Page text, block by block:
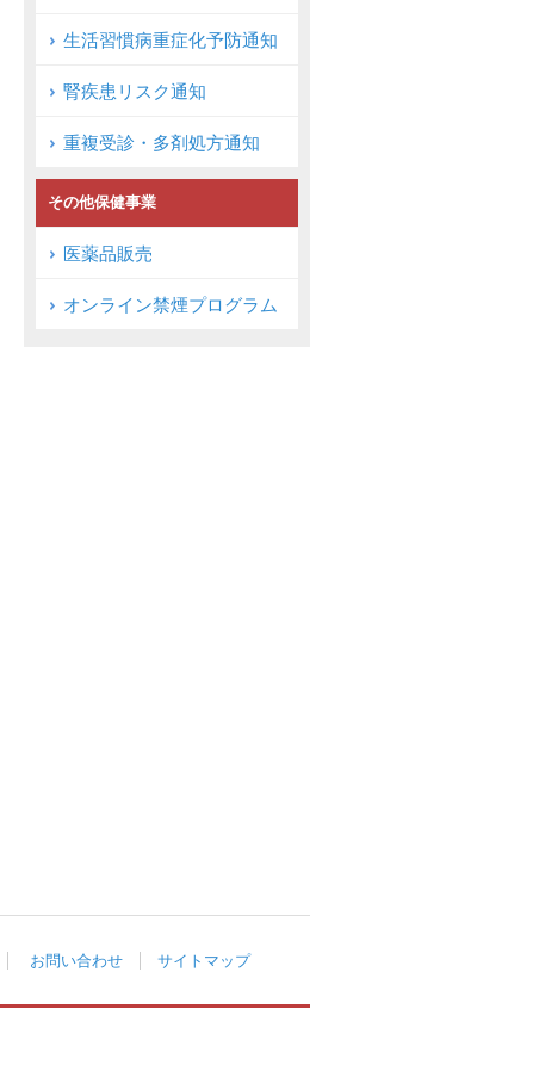
生活習慣病重症化予防通知
腎疾患リスク通知
重複受診・多剤処方通知
その他保健事業
医薬品販売
オンライン禁煙プログラム
お問い合わせ サイトマップ